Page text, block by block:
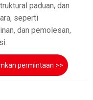
paduan, dan
seperti
dan pemolesan,
permintaan >>